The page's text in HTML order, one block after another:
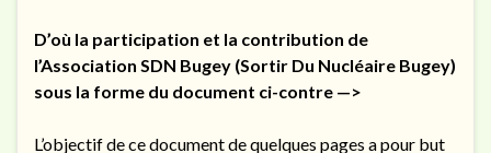
D’où la participation et la contribution de
l’Association SDN Bugey (Sortir Du Nucléaire Bugey)
sous la forme du document ci-contre —>
L’objectif de ce document de quelques pages a pour but